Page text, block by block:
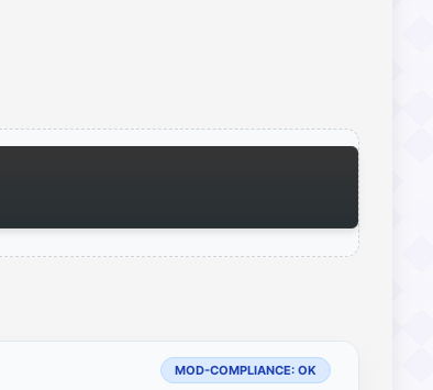
MOD-COMPLIANCE: OK